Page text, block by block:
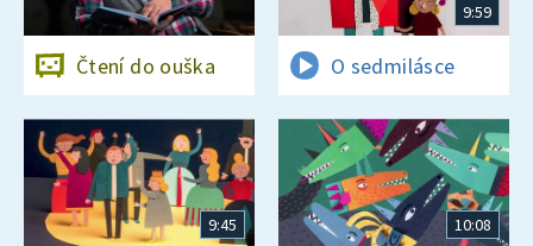
Čtení do ouška
9:59
O sedmilásce
9:45 10:08